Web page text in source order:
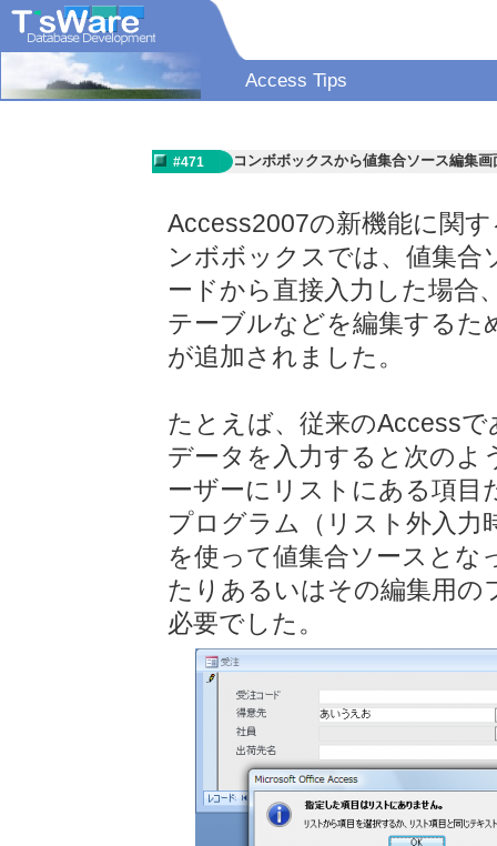
Access Tips
#471 コンボボックスから値集合ソース編集
Access2007の新機能に関
ンボボックスでは、値集
ードから直接入力した場合
テーブルなどを編集するた
が追加されました。
たとえば、従来のAccess
データを入力すると次のよ
ーザーにリストにある項目
プログラム（リスト外入力
を使って値集合ソースとな
たりあるいはその編集用の
必要でした。